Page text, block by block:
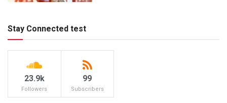
Stay Connected test
23.9k
Followers
99
Subscribers